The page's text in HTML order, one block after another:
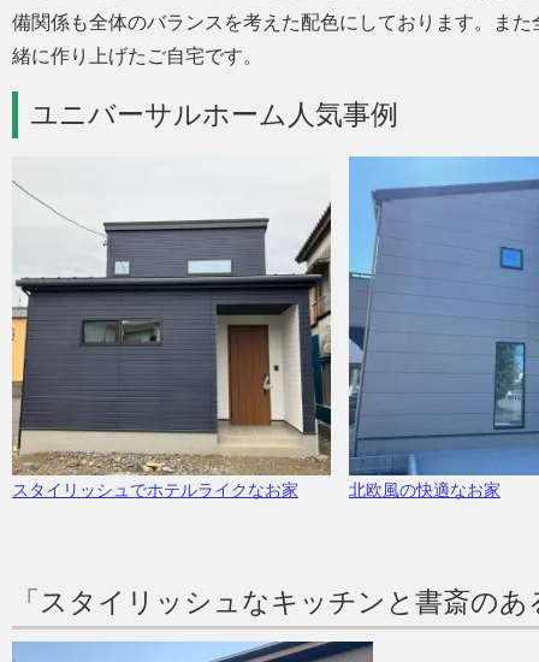
備関係も全体のバランスを考えた配色にしております。ま
緒に作り上げたご自宅です。
ユニバーサルホーム人気事例
スタイリッシュでホテルライクなお家 北欧風の快適なお家
「スタイリッシュなキッチンと書斎の